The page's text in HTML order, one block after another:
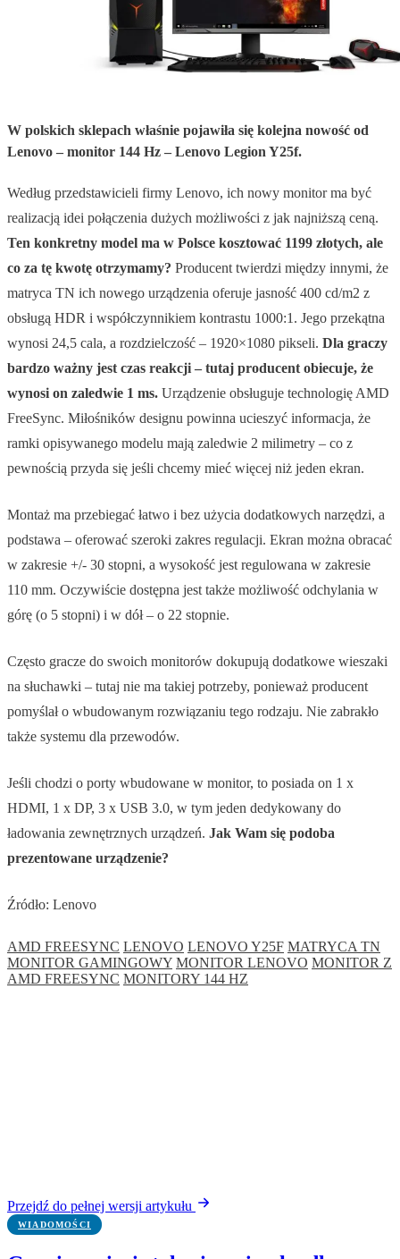
W polskich sklepach właśnie pojawiła się kolejna nowość od
Lenovo – monitor 144 Hz – Lenovo Legion Y25f.
Według przedstawicieli firmy Lenovo, ich nowy monitor ma być
realizacją idei połączenia dużych możliwości z jak najniższą ceną.
Ten konkretny model ma w Polsce kosztować 1199 złotych, ale
co za tę kwotę otrzymamy? Producent twierdzi między innymi, że
matryca TN ich nowego urządzenia oferuje jasność 400 cd/m2 z
obsługą HDR i współczynnikiem kontrastu 1000:1. Jego przekątna
wynosi 24,5 cala, a rozdzielczość – 1920×1080 pikseli. Dla graczy
bardzo ważny jest czas reakcji – tutaj producent obiecuje, że
wynosi on zaledwie 1 ms. Urządzenie obsługuje technologię AMD
FreeSync. Miłośników designu powinna ucieszyć informacja, że
ramki opisywanego modelu mają zaledwie 2 milimetry – co z
pewnością przyda się jeśli chcemy mieć więcej niż jeden ekran.
Montaż ma przebiegać łatwo i bez użycia dodatkowych narzędzi, a
podstawa – oferować szeroki zakres regulacji. Ekran można obracać
w zakresie +/- 30 stopni, a wysokość jest regulowana w zakresie
110 mm. Oczywiście dostępna jest także możliwość odchylania w
górę (o 5 stopni) i w dół – o 22 stopnie.
Często gracze do swoich monitorów dokupują dodatkowe wieszaki
na słuchawki – tutaj nie ma takiej potrzeby, ponieważ producent
pomyślał o wbudowanym rozwiązaniu tego rodzaju. Nie zabrakło
także systemu dla przewodów.
Jeśli chodzi o porty wbudowane w monitor, to posiada on 1 x
HDMI, 1 x DP, 3 x USB 3.0, w tym jeden dedykowany do
ładowania zewnętrznych urządzeń. Jak Wam się podoba
prezentowane urządzenie?
Źródło: Lenovo
AMD FREESYNC LENOVO LENOVO Y25F MATRYCA TN
MONITOR GAMINGOWY MONITOR LENOVO MONITOR Z
AMD FREESYNC MONITORY 144 HZ
Przejdź do pełnej wersji artykułu
WIADOMOŚCI